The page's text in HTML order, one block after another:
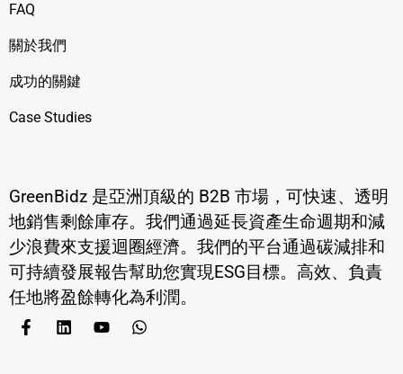
GreenBidz 是亞洲頂級的 B2B 市場，可快速、透明
地銷售剩餘庫存。我們通過延長資產生命週期和減
少浪費來支援迴圈經濟。我們的平台通過碳減排和
可持續發展報告幫助您實現ESG目標。高效、負責
任地將盈餘轉化為利潤。
FAQ
關於我們
成功的關鍵
Case Studies